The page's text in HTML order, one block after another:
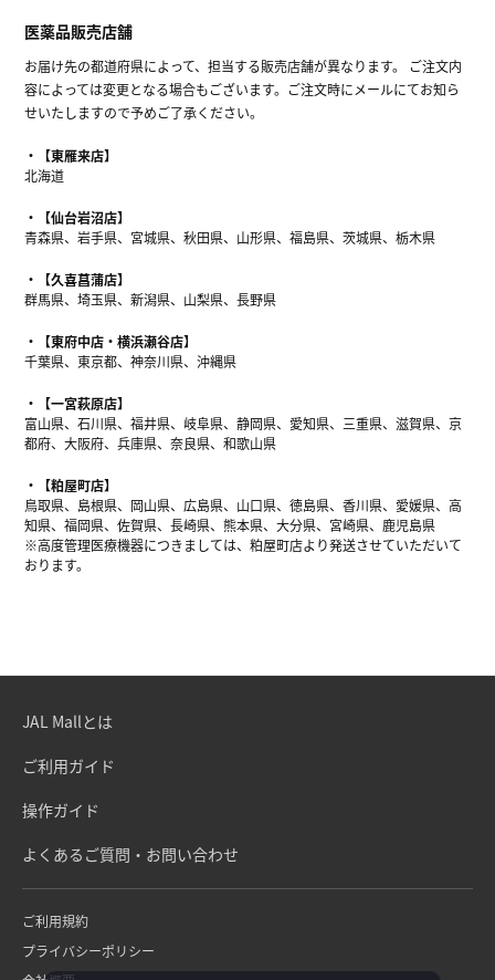
医薬品販売店舗
お届け先の都道府県によって、担当する販売店舗が異なります。 ご注文内
容によっては変更となる場合もございます。ご注文時にメールにてお知ら
せいたしますので予めご了承ください。
【東雁来店】
北海道
【仙台岩沼店】
青森県、岩手県、宮城県、秋田県、山形県、福島県、茨城県、栃木県
【久喜菖蒲店】
群馬県、埼玉県、新潟県、山梨県、長野県
【東府中店・横浜瀬谷店】
千葉県、東京都、神奈川県、沖縄県
【一宮萩原店】
富山県、石川県、福井県、岐阜県、静岡県、愛知県、三重県、滋賀県、京
都府、大阪府、兵庫県、奈良県、和歌山県
【粕屋町店】
鳥取県、島根県、岡山県、広島県、山口県、徳島県、香川県、愛媛県、高
知県、福岡県、佐賀県、長崎県、熊本県、大分県、宮崎県、鹿児島県
※高度管理医療機器につきましては、粕屋町店より発送させていただいて
おります。
JAL Mallとは
ご利用ガイド
操作ガイド
よくあるご質問・お問い合わせ
ご利用規約
プライバシーポリシー